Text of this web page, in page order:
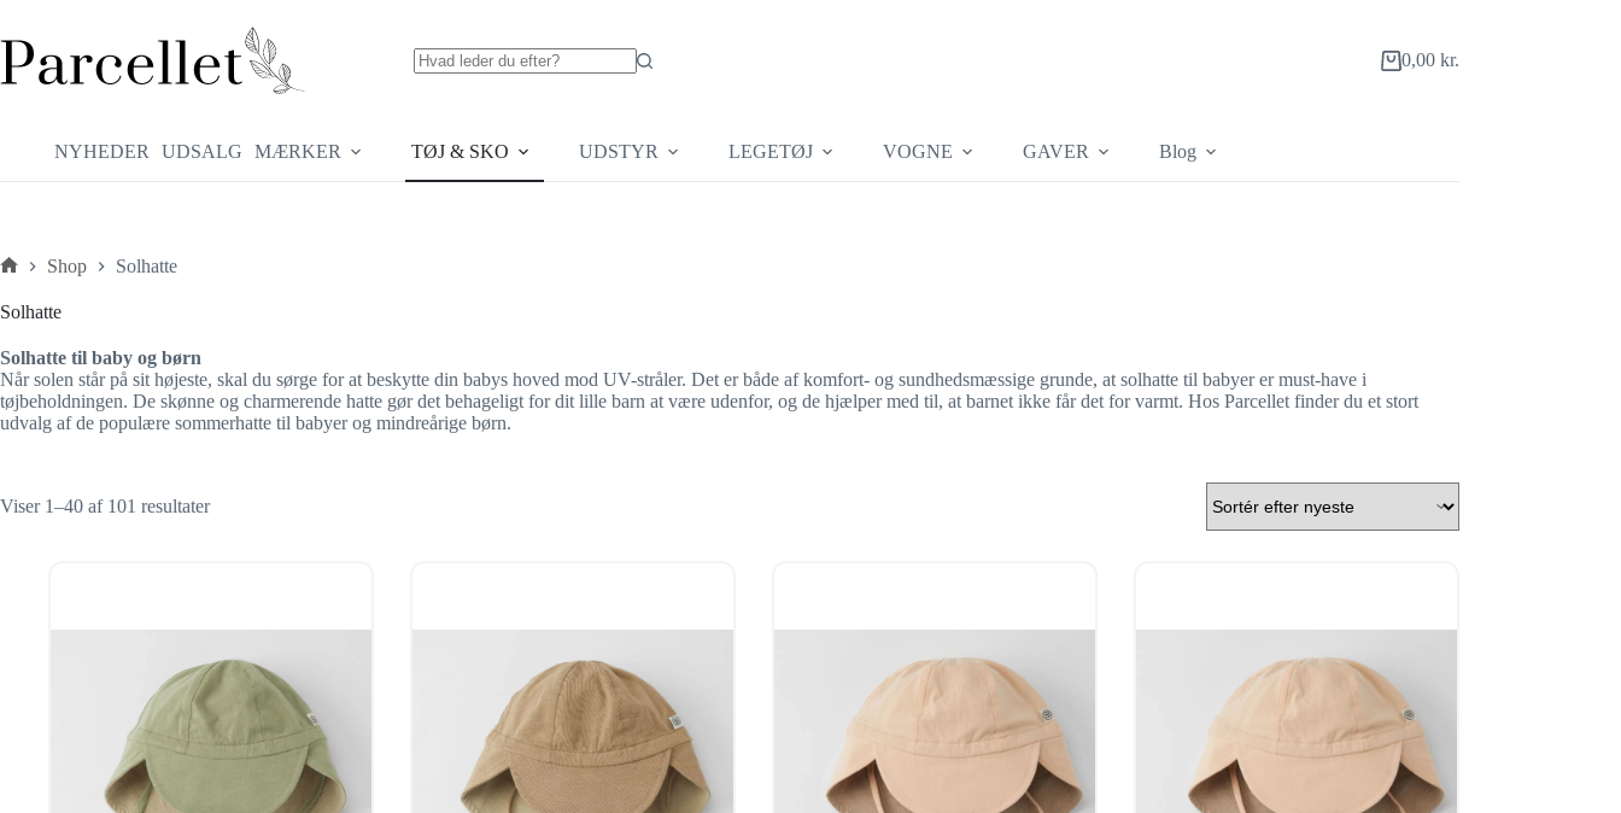
indhold
Indkøbskurv
0,00 kr.
NYHEDER UDSALG MÆRKER TØJ & SKO UDSTYR LEGETØJ VOGNE GAVER Blog
Shop Solhatte
Solhatte
Solhatte til baby og børn
Når solen står på sit højeste, skal du sørge for at beskytte din babys hoved mod UV-stråler. Det er både af komfort- og sundhedsmæssige grunde, at solhatte til babyer er must-have i
tøjbeholdningen. De skønne og charmerende hatte gør det behageligt for dit lille barn at være udenfor, og de hjælper med til, at barnet ikke får det for varmt. Hos Parcellet finder du et stort
udvalg af de populære sommerhatte til babyer og mindreårige børn.
Viser 1–40 af 101 resultaterSorteret